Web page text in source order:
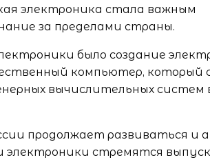
электроника стала важным
за пределами страны.
было создание
компьютер, который
вычислительных систем
продолжает развиваться и
электроники стремятся